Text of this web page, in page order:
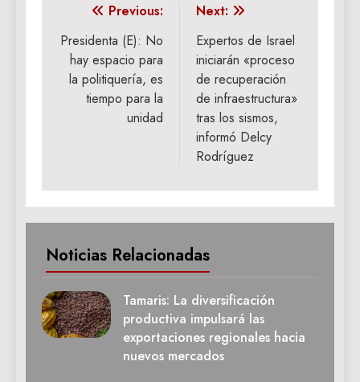
Navegación
de
entradas
Previous:
Presidenta (E): No
hay espacio para
la politiquería, es
tiempo para la
unidad
Next:
Expertos de Israel
iniciarán «proceso
de recuperación
de infraestructura»
tras los sismos,
informó Delcy
Rodríguez
Noticias Relacionadas
Tamaris: La diversificación
productiva impulsará las
exportaciones regionales hacia
nuevos mercados